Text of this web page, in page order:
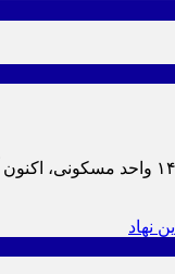
به گزارش پایگاه خبری تحلیلی خراسان تایم، پروژه مسکن زعفرانیه